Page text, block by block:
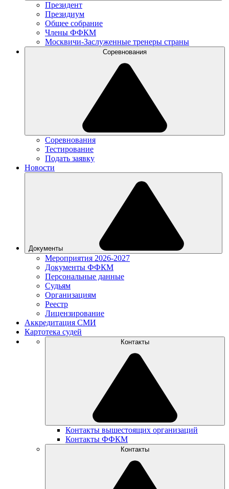
Президент
Президиум
Общее собрание
Члены ФФКМ
Москвичи-Заслуженные тренеры страны
Соревнования
Соревнования
Тестирование
Подать заявку
Новости
Документы
Мероприятия 2026-2027
Документы ФФКМ
Персональные данные
Судьям
Организациям
Реестр
Лицензирование
Аккредитация СМИ
Картотека судей
Контакты
Контакты вышестоящих организаций
Контакты ФФКМ
Контакты